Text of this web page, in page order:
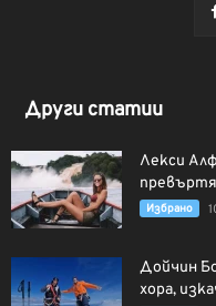
Други статии
Лекси
Избрано
Дойчин
хора,